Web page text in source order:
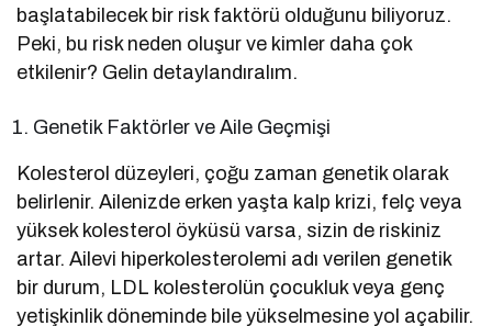
başlatabilecek bir risk faktörü olduğunu biliyoruz.
Peki, bu risk neden oluşur ve kimler daha çok
etkilenir? Gelin detaylandıralım.
Genetik Faktörler ve Aile Geçmişi
Kolesterol düzeyleri, çoğu zaman genetik olarak
belirlenir. Ailenizde erken yaşta kalp krizi, felç veya
yüksek kolesterol öyküsü varsa, sizin de riskiniz
artar. Ailevi hiperkolesterolemi adı verilen genetik
bir durum, LDL kolesterolün çocukluk veya genç
yetişkinlik döneminde bile yükselmesine yol açabilir.